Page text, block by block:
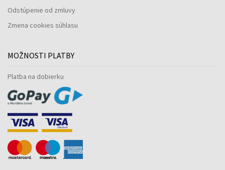
Odstúpenie od zmluvy
Zmena cookies súhlasu
MOŽNOSTI PLATBY
Platba na dobierku